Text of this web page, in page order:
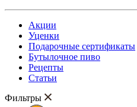
Акции
Уценки
Подарочные сертификаты
Бутылочное пиво
Рецепты
Статьи
Фильтры